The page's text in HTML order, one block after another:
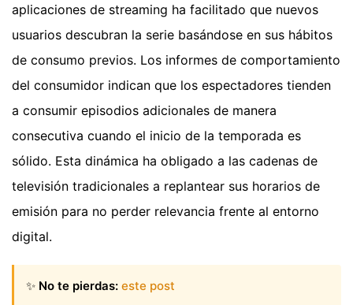
aplicaciones de streaming ha facilitado que nuevos
usuarios descubran la serie basándose en sus hábitos
de consumo previos. Los informes de comportamiento
del consumidor indican que los espectadores tienden
a consumir episodios adicionales de manera
consecutiva cuando el inicio de la temporada es
sólido. Esta dinámica ha obligado a las cadenas de
televisión tradicionales a replantear sus horarios de
emisión para no perder relevancia frente al entorno
digital.
✨ No te pierdas: este post